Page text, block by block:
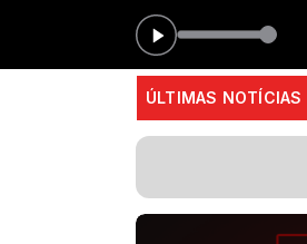
ÚLTIMAS NOTÍCIAS
o cartão de inscrição Estado